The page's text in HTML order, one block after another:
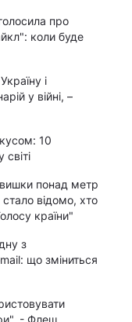
про
коли буде
і
у війні, –
10
понад метр
стало відомо, хто
країни"
з
що зміниться
- Флеш